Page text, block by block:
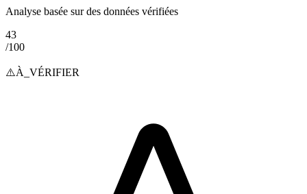
Analyse basée sur des données vérifiées
43
/100
⚠️À_VÉRIFIER